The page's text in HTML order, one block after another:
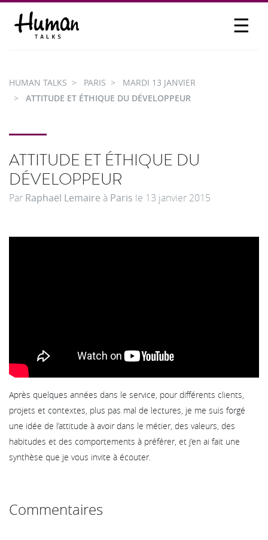
☰
PARTICIPER
HUMAN TALKS PARIS
MARDI 13 JANVIER
ATTITUDE ET ÉTHIQUE DU DÉVELOPPEUR
ATTITUDE ET ÉTHIQUE DU
DÉVELOPPEUR
Par Raphaël Lemaire à Paris le 13 janvier 2015
Après quelques années dans le service, pour différents clients,
projets et contextes, plus pas mal de lectures, je me suis forgé
une idée de l’attitude à avoir dans le métier, des valeurs, des
habitudes et des comportements à préférer, et j’en ai fait une
synthèse que je vous invite à écouter.
Commentaires